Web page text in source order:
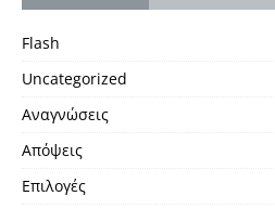
Flash
Uncategorized
Αναγνώσεις
Απόψεις
Επιλογές